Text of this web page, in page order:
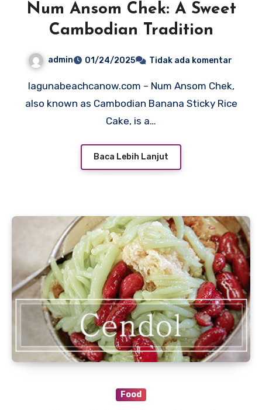
Num Ansom Chek: A Sweet
Cambodian Tradition
admin 01/24/2025 Tidak ada komentar
lagunabeachcanow.com – Num Ansom Chek,
also known as Cambodian Banana Sticky Rice
Cake, is a…
Baca Lebih Lanjut
Food